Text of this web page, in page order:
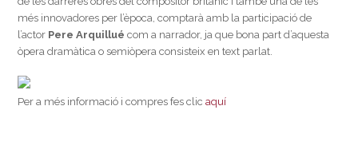
més innovadores per l’època, comptarà amb la participació de
l’actor Pere Arquillué com a narrador, ja que bona part d’aquesta
òpera dramàtica o semiòpera consisteix en text parlat.
Per a més informació i compres fes clicaquí